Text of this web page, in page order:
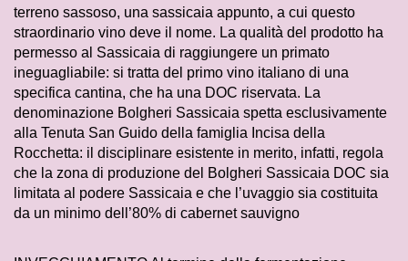
terreno sassoso, una sassicaia appunto, a cui questo
straordinario vino deve il nome. La qualità del prodotto ha
permesso al Sassicaia di raggiungere un primato
ineguagliabile: si tratta del primo vino italiano di una
specifica cantina, che ha una DOC riservata. La
denominazione Bolgheri Sassicaia spetta esclusivamente
alla Tenuta San Guido della famiglia Incisa della
Rocchetta: il disciplinare esistente in merito, infatti, regola
che la zona di produzione del Bolgheri Sassicaia DOC sia
limitata al podere Sassicaia e che l’uvaggio sia costituita
da un minimo dell’80% di cabernet sauvigno